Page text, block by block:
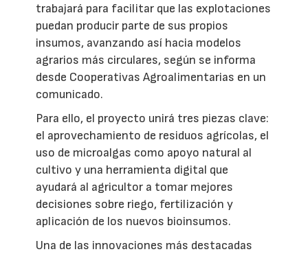
trabajará para facilitar que las explotaciones
puedan producir parte de sus propios
insumos, avanzando así hacia modelos
agrarios más circulares, según se informa
desde Cooperativas Agroalimentarias en un
comunicado.
Para ello, el proyecto unirá tres piezas clave:
el aprovechamiento de residuos agrícolas, el
uso de microalgas como apoyo natural al
cultivo y una herramienta digital que
ayudará al agricultor a tomar mejores
decisiones sobre riego, fertilización y
aplicación de los nuevos bioinsumos.
Una de las innovaciones más destacadas